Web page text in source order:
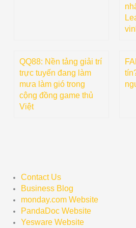
QQ88: Nền tảng giải trí
trực tuyến đang làm
mưa làm gió trong
cộng đồng game thủ
Việt
Contact Us
Business Blog
monday.com Website
PandaDoc Website
Yesware Website